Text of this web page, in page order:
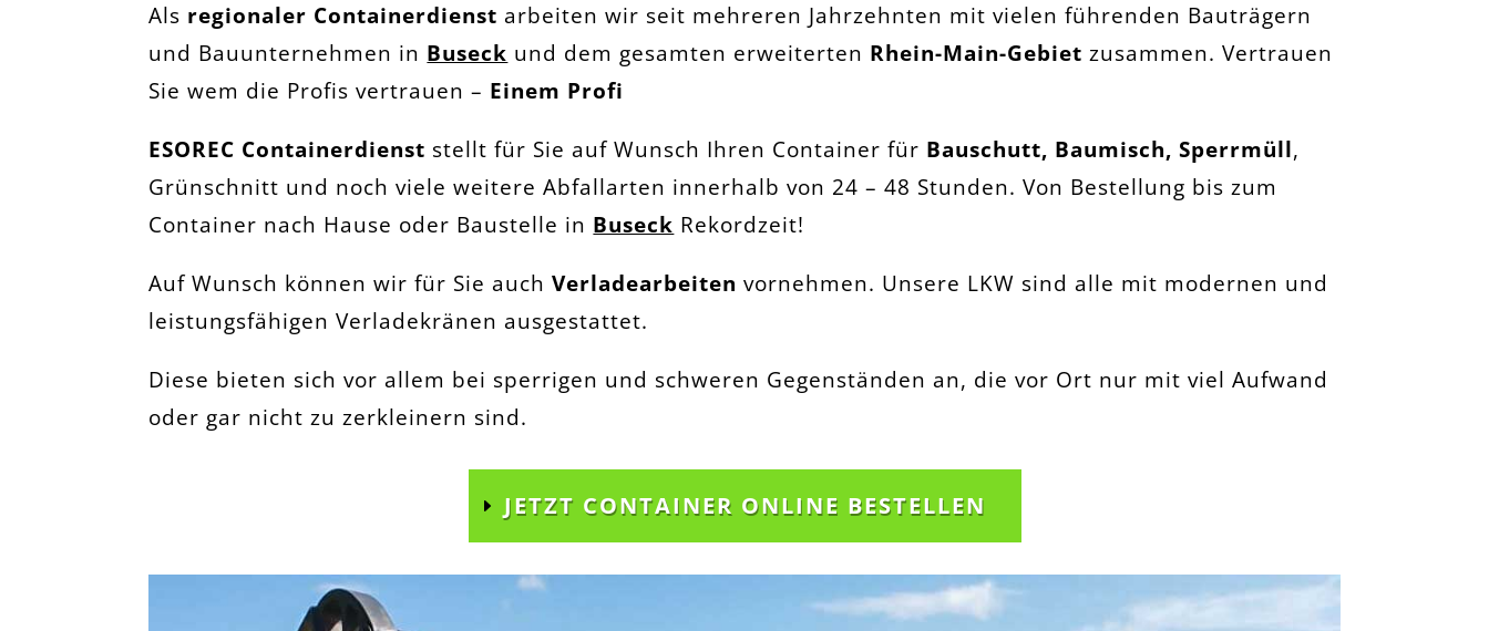
Als regionaler Containerdienst arbeiten wir seit mehreren Jahrzehnten mit vielen führenden Bauträgern
und Bauunternehmen in Buseck und dem gesamten erweiterten Rhein-Main-Gebiet zusammen. Vertrauen
Sie wem die Profis vertrauen – Einem Profi
ESOREC Containerdienst stellt für Sie auf Wunsch Ihren Container für Bauschutt, Baumisch, Sperrmüll,
Grünschnitt und noch viele weitere Abfallarten innerhalb von 24 – 48 Stunden. Von Bestellung bis zum
Container nach Hause oder Baustelle in Buseck Rekordzeit!
Auf Wunsch können wir für Sie auchVerladearbeiten vornehmen. Unsere LKW sind alle mit modernen und
leistungsfähigen Verladekränen ausgestattet.
Diese bieten sich vor allem bei sperrigen und schweren Gegenständen an, die vor Ort nur mit viel Aufwand
oder gar nicht zu zerkleinern sind.
JETZT CONTAINER ONLINE BESTELLEN